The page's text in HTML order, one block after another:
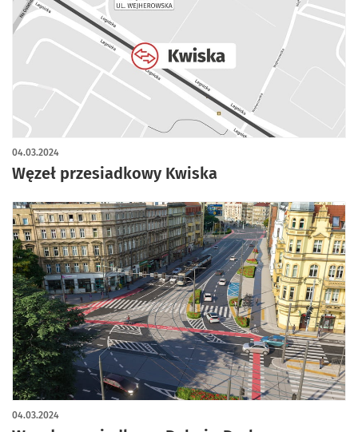
Węzeł przesiadkowy Kwiska
04.03.2024
04.03.2024